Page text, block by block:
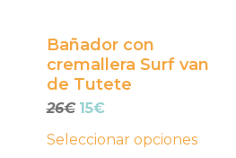
Bañador con
cremallera Surf van
de Tutete
26€ El
original
15€El
actual
Seleccionar opciones
se
pueden
elegir
en
la